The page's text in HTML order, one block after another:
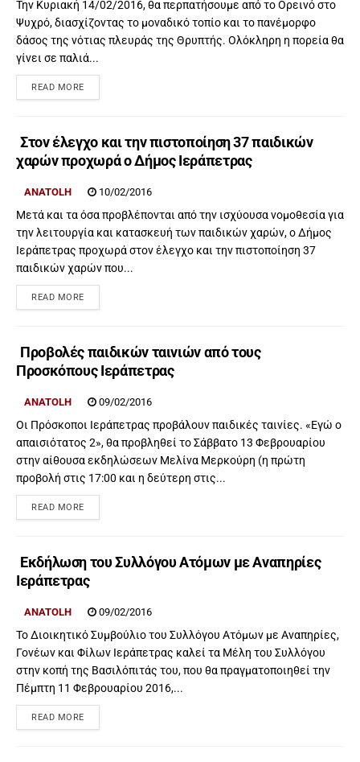
Την Κυριακή 14/02/2016, θα περπατήσουμε από το Ορεινό στο
Ψυχρό, διασχίζοντας το μοναδικό τοπίο και το πανέμορφο
δάσος της νότιας πλευράς της Θρυπτής. Ολόκληρη η πορεία θα
γίνει σε παλιά...
READ MORE
Στον έλεγχο και την πιστοποίηση 37 παιδικών
χαρών προχωρά ο Δήμος Ιεράπετρας
ANATOLH 10/02/2016
Μετά και τα όσα προβλέπονται από την ισχύουσα νομοθεσία για
την λειτουργία και κατασκευή των παιδικών χαρών, ο Δήμος
Ιεράπετρας προχωρά στον έλεγχο και την πιστοποίηση 37
παιδικών χαρών που...
READ MORE
Προβολές παιδικών ταινιών από τους
Προσκόπους Ιεράπετρας
ANATOLH 09/02/2016
Οι Πρόσκοποι Ιεράπετρας προβάλουν παιδικές ταινίες. «Εγώ ο
απαισιότατος 2», θα προβληθεί το Σάββατο 13 Φεβρουαρίου
στην αίθουσα εκδηλώσεων Μελίνα Μερκούρη (η πρώτη
προβολή στις 17:00 και η δεύτερη στις...
READ MORE
Εκδήλωση του Συλλόγου Ατόμων με Αναπηρίες
Ιεράπετρας
ANATOLH 09/02/2016
Το Διοικητικό Συμβούλιο του Συλλόγου Ατόμων με Αναπηρίες,
Γονέων και Φίλων Ιεράπετρας καλεί τα Μέλη του Συλλόγου
στην κοπή της Βασιλόπιτάς του, που θα πραγματοποιηθεί την
Πέμπτη 11 Φεβρουαρίου 2016,...
READ MORE